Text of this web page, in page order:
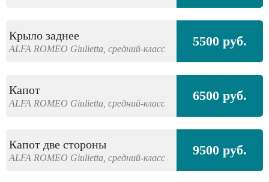
Крыло заднее
ALFA ROMEO Giulietta, средний-класс 5500 руб.
Капот
ALFA ROMEO Giulietta, средний-класс 6500 руб.
Капот две стороны
ALFA ROMEO Giulietta, средний-класс 9500 руб.